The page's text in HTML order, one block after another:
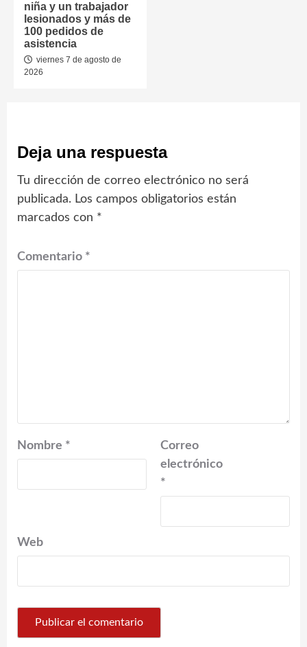
niña y un trabajador
lesionados y más de
100 pedidos de
asistencia
viernes 7 de agosto de
2026
Deja una respuesta
Tu dirección de correo electrónico no será
publicada. Los campos obligatorios están
marcados con *
Comentario *
Nombre *
Correo
electrónico
*
Web